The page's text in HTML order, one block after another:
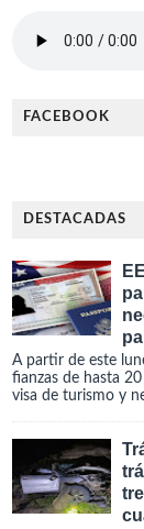
FACEBOOK
DESTACADAS
A partir de este
fianzas de hasta
visa de turismo y